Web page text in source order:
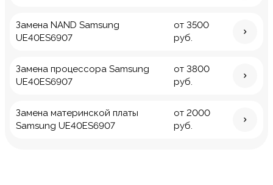
Замена NAND Samsung
UE40ES6907
от 3500
руб.
Замена процессора Samsung
UE40ES6907
от 3800
руб.
Замена материнской платы
Samsung UE40ES6907
от 2000
руб.